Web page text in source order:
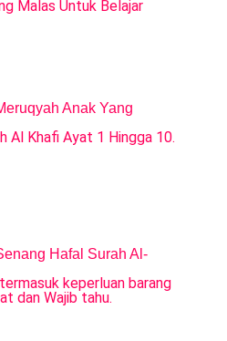
Anak Yang
Hafal Surah Al-